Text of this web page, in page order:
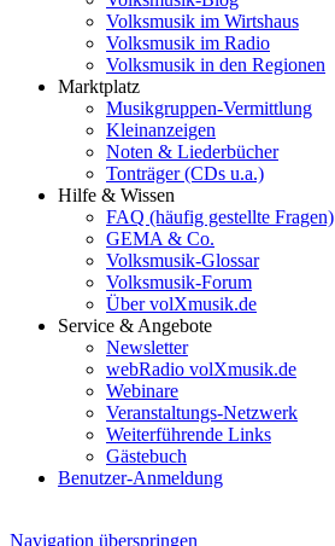
Volksmusik im Wirtshaus
Volksmusik im Radio
Volksmusik in den Regionen
Marktplatz
Musikgruppen-Vermittlung
Kleinanzeigen
Noten & Liederbücher
Tonträger (CDs u.a.)
Hilfe & Wissen
FAQ (häufig gestellte Fragen)
GEMA & Co.
Volksmusik-Glossar
Volksmusik-Forum
Über volXmusik.de
Service & Angebote
Newsletter
webRadio volXmusik.de
Webinare
Veranstaltungs-Netzwerk
Weiterführende Links
Gästebuch
Benutzer-Anmeldung
Navigation überspringen